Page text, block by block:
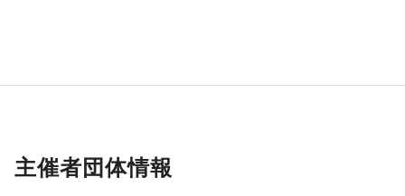
主催者団体情報